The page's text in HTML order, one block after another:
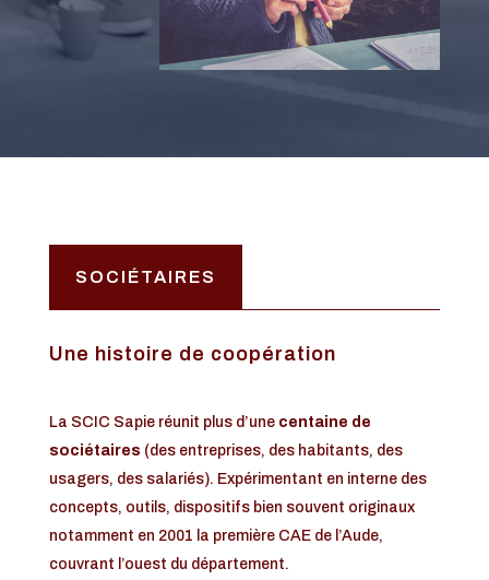
SOCIÉTAIRES
Une histoire de coopération
La SCIC Sapie réunit plus d’une centaine de
sociétaires (des entreprises, des habitants, des
usagers, des salariés). Expérimentant en interne des
concepts, outils, dispositifs bien souvent originaux
notamment en 2001 la première CAE de l’Aude,
couvrant l’ouest du département.